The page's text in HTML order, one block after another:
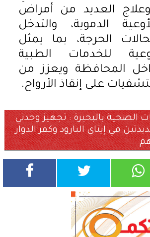
العديد من أمراض
الدموية، والتدخل
الحرجة، بما يمثل
للخدمات الطبية
المحافظة ويعزز من
على إنقاذ الأرواح.
الصحية بالبحيرة : تجهيز وحدتي
في إيتاي البارود وكفر الدوار